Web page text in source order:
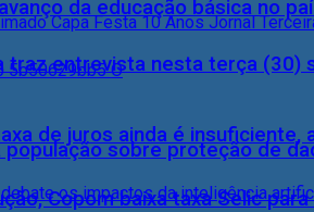
da educação básica no
de juros ainda é insuficiente,
Copom baixa taxa Selic para
traz entrevista nesta terça (30)
população sobre proteção de